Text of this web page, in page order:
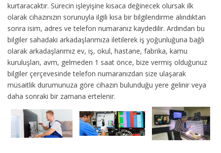
kurtaracaktır. Sürecin işleyişine kısaca değinecek olursak ilk
olarak cihazınızın sorunuyla ilgili kısa bir bilgilendirme alındıktan
sonra isim, adres ve telefon numaranız kaydedilir. Ardından bu
bilgiler sahadaki arkadaşlarımıza iletilerek iş yoğunluğuna bağlı
olarak arkadaşlarımız ev, iş, okul, hastane, fabrika, kamu
kuruluşları, avm, gelmeden 1 saat önce, bize vermiş olduğunuz
bilgiler çerçevesinde telefon numaranızdan size ulaşarak
müsaitlik durumunuza göre cihazın bulunduğu yere gelinir veya
daha sonraki bir zamana ertelenir.